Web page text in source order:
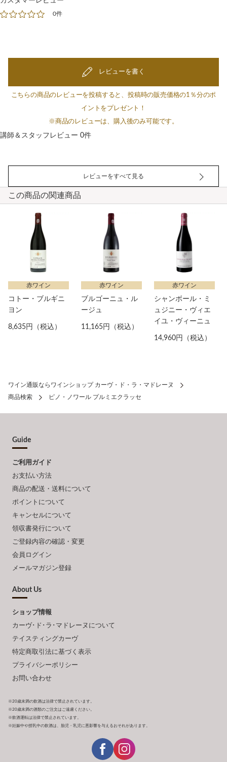
0件
レビューを書く
こちらの商品のレビューを投稿すると、投稿時の販売価格の1％分のポ
イントをプレゼント！
※商品のレビューは、購入後のみ可能です。
講師＆スタッフレビュー 0件
レビューをすべて見る
この商品の関連商品
赤ワイン
コトー・ブルギニ
ヨン
8,635円（税込）
赤ワイン
ブルゴーニュ・ル
ージュ
11,165円（税込）
赤ワイン
シャンボール・ミ
ュジニー・ヴィエ
イユ・ヴィーニュ
14,960円（税込）
ワイン通販ならワインショップ カーヴ・ド・ラ・マドレーヌ
商品検索
ピノ・ノワール プルミエクラッセ
Guide
ご利用ガイド
お支払い方法
商品の配送・送料について
ポイントについて
キャンセルについて
領収書発行について
ご登録内容の確認・変更
会員ログイン
メールマガジン登録
About Us
ショップ情報
カーヴ･ド･ラ･マドレーヌについて
テイスティングカーヴ
特定商取引法に基づく表示
プライバシーポリシー
お問い合わせ
※20歳未満の飲酒は法律で禁止されています。
※20歳未満の酒類のご注文はご遠慮ください。
※飲酒運転は法律で禁止されています。
※妊娠中や授乳中の飲酒は、胎児・乳児に悪影響を与えるおそれがあります。